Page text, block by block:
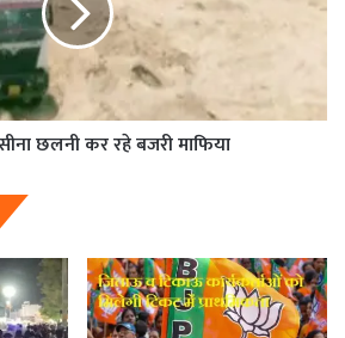
छलनी कर रहे बजरी माफिया